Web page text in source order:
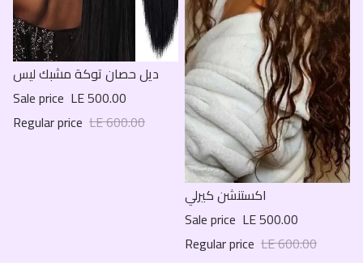
Sale
ديل حصان توكة مشبك ليس
Sale price LE 500.00
Regular price LE 600.00
Sale
اكستنشن كيرلي
Sale price LE 500.00
Regular price LE 600.00